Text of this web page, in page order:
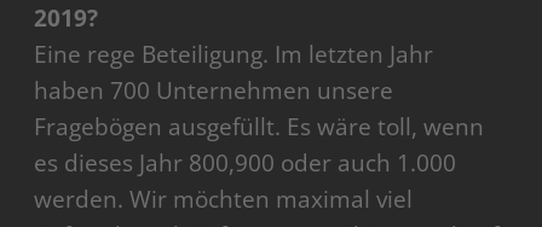
2019?
Eine rege Beteiligung. Im letzten Jahr
haben 700 Unternehmen unsere
Fragebögen ausgefüllt. Es wäre toll, wenn
es dieses Jahr 800,900 oder auch 1.000
werden. Wir möchten maximal viel